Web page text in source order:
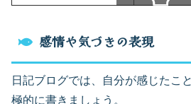
感情や気づきの表現
日記ブログでは、自分が感じたこ
極的に書きましょう。